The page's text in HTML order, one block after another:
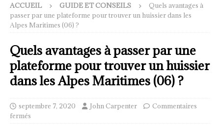
ACCUEIL GUIDE ET CONSEILS
Quels avantages à
passer par une plateforme pour trouver un huissier dans les
Alpes Maritimes (06) ?
Quels avantages à passer par une
plateforme pour trouver un huissier
dans les Alpes Maritimes (06) ?
septembre 7, 2020 John Carpenter
Commentaires
fermés